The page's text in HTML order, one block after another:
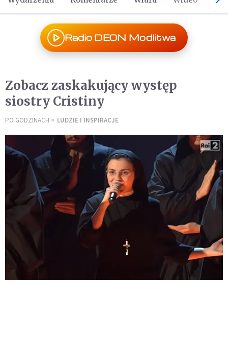
Radio DEON Modlitwa
Zobacz zaskakujący występ
siostry Cristiny
PO GODZINACH LUDZIE I INSPIRACJE